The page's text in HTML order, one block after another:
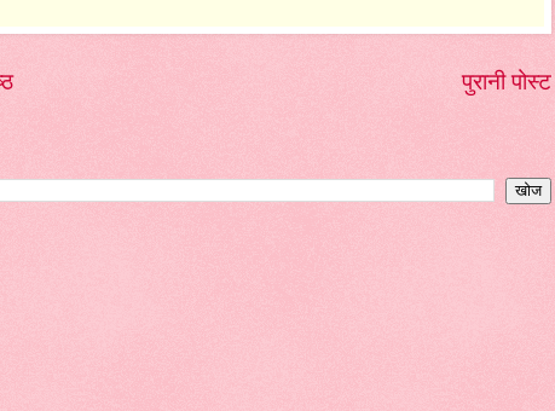
पुरानी पोस्ट